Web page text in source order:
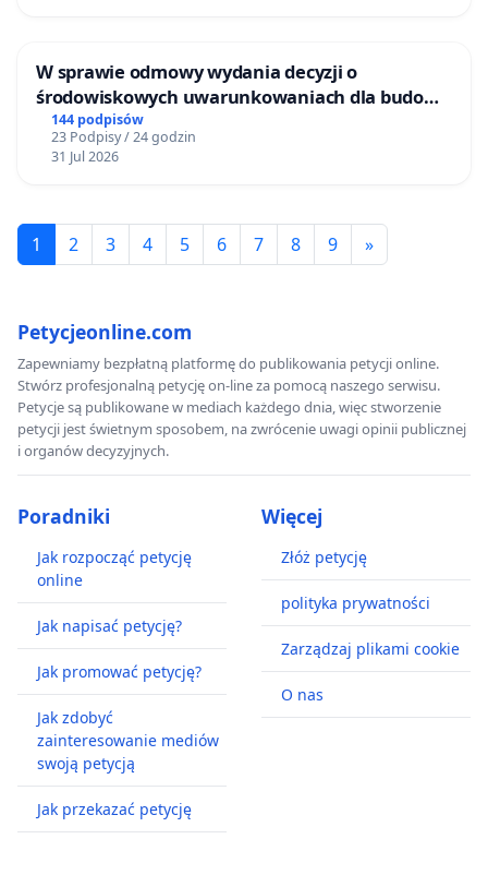
W sprawie odmowy wydania decyzji o
środowiskowych uwarunkowaniach dla budowy
zakładu wytwarzania biometanu „Krynki” w
Ostrowiu Południowym oraz ochrony
mieszkańców i Puszczy Knyszyńskiej
144 podpisów
23 Podpisy / 24 godzin
31 Jul 2026
1 2 3 4 5 6 7 8 9 »
Petycjeonline.com
Zapewniamy bezpłatną platformę do publikowania petycji online.
Stwórz profesjonalną petycję on-line za pomocą naszego serwisu.
Petycje są publikowane w mediach każdego dnia, więc stworzenie
petycji jest świetnym sposobem, na zwrócenie uwagi opinii publicznej
i organów decyzyjnych.
Poradniki
Jak rozpocząć petycję
online
Jak napisać petycję?
Jak promować petycję?
Jak zdobyć
zainteresowanie mediów
swoją petycją
Jak przekazać petycję
Więcej
Złóż petycję
polityka prywatności
Zarządzaj plikami cookie
O nas